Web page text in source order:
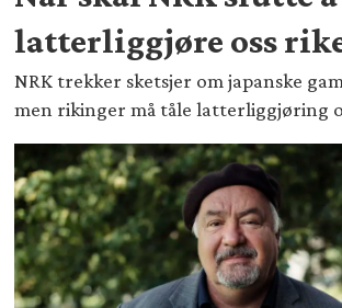
latterliggjøre oss
NRK trekker sketsjer om japanske
men rikinger må tåle latterliggjøring